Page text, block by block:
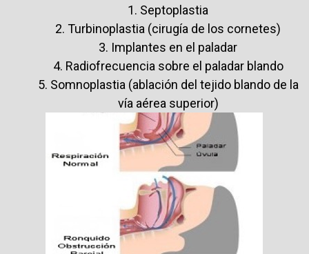
1. Septoplastia
2. Turbinoplastia (cirugía de los cornetes)
3. Implantes en el paladar
4. Radiofrecuencia sobre el paladar blando
5. Somnoplastia (ablación del tejido blando de la
vía aérea superior)